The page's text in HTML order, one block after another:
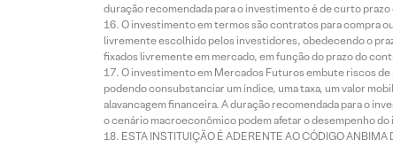
duração recomendada para o investimento é de curto
O investimento em termos são contratos para compra
livremente escolhido pelos investidores, obedecendo o
fixados livremente em mercado, em função do prazo do
O investimento em Mercados Futuros embute riscos
podendo consubstanciar um índice, uma taxa, um valor
alavancagem financeira. A duração recomendada para o
o cenário macroeconômico podem afetar o desempenho
ESTA INSTITUIÇÃO É ADERENTE AO CÓDIGO